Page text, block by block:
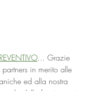
... Grazie
in merito alle
ed alla nostra